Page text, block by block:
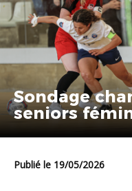
Sondage
seniors
garçons
Publié le 19/05/2026